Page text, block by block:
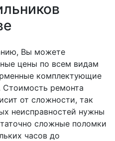
Вы можете
цены по всем видам
комплектующие
Стоимость ремонта
от сложности, так
неисправностей нужны
сложные поломки
часов до